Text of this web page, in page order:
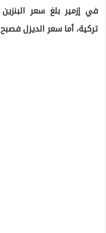
تركية، أما سعر الديزل فصبح 21.30 ليرة تركية.